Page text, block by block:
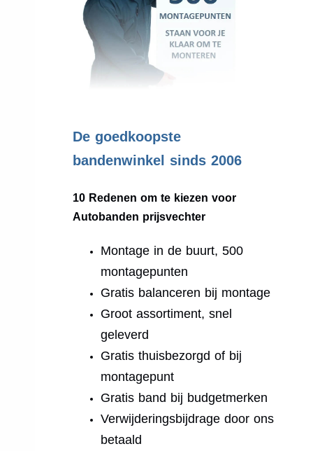
De goedkoopste
bandenwinkel sinds 2006
10 Redenen om te kiezen voor
Autobanden prijsvechter
Montage in de buurt, 500
montagepunten
Gratis balanceren bij montage
Groot assortiment, snel
geleverd
Gratis thuisbezorgd of bij
montagepunt
Gratis band bij budgetmerken
Verwijderingsbijdrage door ons
betaald